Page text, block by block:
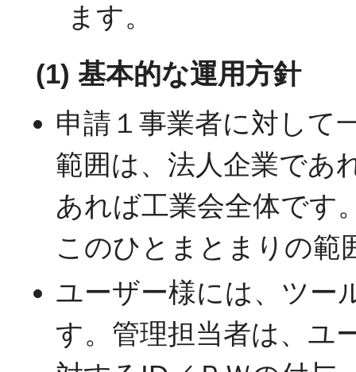
ます。
(1) 基本的な運用方針
申請１事業者に対して
範囲は、法人企業であ
あれば工業会全体です
このひとまとまりの範
ユーザー様には、ツー
す。管理担当者は、ユ